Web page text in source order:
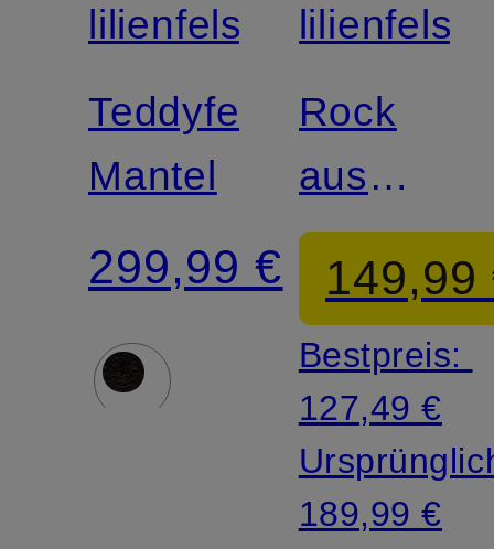
lilienfels
Teddyfell-
Mantel
299,99 €
Zertifiziert
lilienfels
Rock
aus
149,99
Bestpreis:
127,49 €
189,99 €